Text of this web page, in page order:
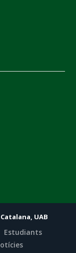
UAB
Estudiants